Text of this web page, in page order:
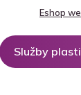
Eshop
Služby